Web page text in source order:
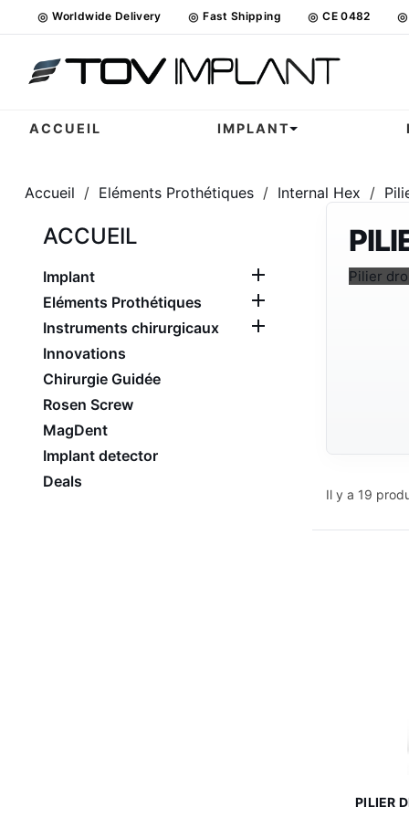
◎ Worldwide Delivery ◎ Fast Shipping ◎ CE 0482 ◎
ACCUEIL IMPLANT
Accueil Eléments Prothétiques Internal Hex
ACCUEIL
Implant 
Eléments Prothétiques 
Instruments chirurgicaux 
Innovations
Chirurgie Guidée
Rosen Screw
MagDent
Implant detector
Deals
Pilier
Il y a 19
PILIER